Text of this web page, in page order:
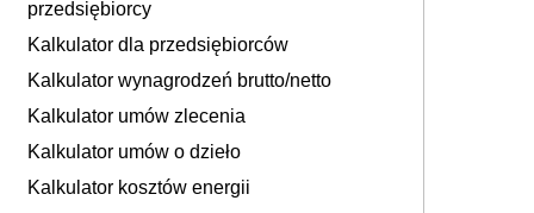
przedsiębiorcy
Kalkulator dla przedsiębiorców
Kalkulator wynagrodzeń brutto/netto
Kalkulator umów zlecenia
Kalkulator umów o dzieło
Kalkulator kosztów energii